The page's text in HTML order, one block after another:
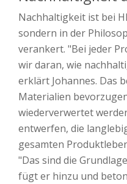
Nachhaltigkeit ist bei
sondern in der
verankert. "Bei jeder
wir daran, wie
erklärt Johannes. Das
Materialien
wiederverwertet
entwerfen, die
gesamten
"Das sind die
fügt er hinzu und